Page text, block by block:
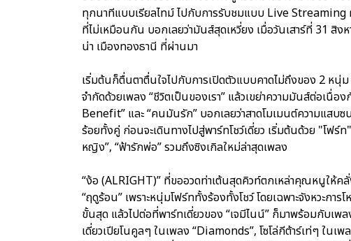
ทุกนาทีแบบเรียลไทม์ ไปกับการรับชมแบบ Live
ที่ไม่เหมือนกัน บอกเลยว่ามันส์สุดเหวี่ยง เมื่อวันเสาร์ที่ 31
น่า เมืองทองธานี ที่ผ่านมา
เริ่มต้นก็ตื่นตาตื่นใจไปกับการเปิดตัวแบบคาดไม่ถึงของ 2 ห
จำกัดด้วยเพลง “ชีวิตเป็นของเรา” แล้วเขย่าความมันส์ต่อเ
Benefit” และ “คนมันรัก” บอกเลยว่าสาดโมเมนต์ความแส
ร้อยทั้งคู่ ก่อนจะเดินทางไปสู่พาร์ทโชว์เดี่ยว เริ่มต้นด้วย "โฟร์
หญิง”, “ฟ้ารักพ่อ” รวมถึงซิงเกิลใหม่ล่าสุดเพลง
“ง้อ (ALRIGHT)” ที่ขออวดท่าเต้นสุดคิวท์ตกเหล่าคุณหนูให้ค
“ฤดูร้อน” เพราะหนุ่มโฟร์ททั้งร้องทั้งโชว์ โดยเฉพาะจังหวะก
ขั้นสุด แล้วไปต่อที่พาร์ทเดี่ยวของ “เจมีไนน์” ก็มาพร้อมกับเ
เดี่ยวเปียโนคูลๆ ในเพลง “Diamonds”, โซโล่กีต้าร์เท่ๆ ในเ